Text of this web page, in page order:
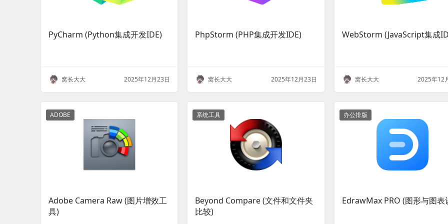
PyCharm (Python集成开发IDE)
窝长大大 2025年12月23日
PhpStorm (PHP集成开发IDE)
窝长大大 2025年12月23日
WebStorm (JavaScript集成
窝长大大 2025年12
ADOBE
Adobe Camera Raw (图片增效工
具)
系统工具
Beyond Compare (文件和文件夹
比较)
办公排版
EdrawMax PRO (图形与图表